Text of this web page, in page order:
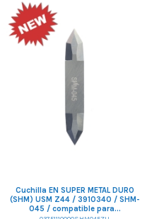
Cuchilla EN SUPER METAL DURO
(SHM) USM Z44 / 3910340 / SHM-
045 / compatible para...